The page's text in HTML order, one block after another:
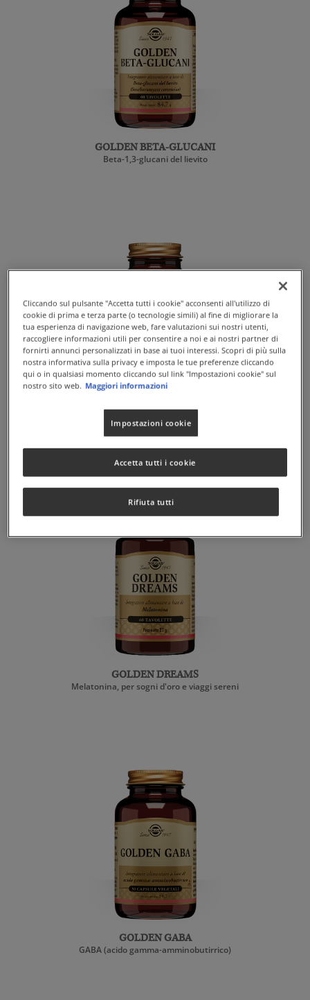
GOLDEN BETA-GLUCANI
Beta-1,3-glucani del lievito
GOLDEN CRIN B+C
Affaticamento e stanchezza... e i capelli ne risentono!
GOLDEN DREAMS
Melatonina, per sogni d'oro e viaggi sereni
GOLDEN GABA
GABA (acido gamma-amminobutirrico)
Cliccando sul pulsante "Accetta tutti i cookie" acconsenti all'utilizzo di
cookie di prima e terza parte (o tecnologie simili) al fine di migliorare la
tua esperienza di navigazione web, fare valutazioni sui nostri utenti,
raccogliere informazioni utili per consentire a noi e ai nostri partner di
fornirti annunci personalizzati in base ai tuoi interessi. Scopri di più sulla
nostra informativa sulla privacy e imposta le tue preferenze cliccando
qui o in qualsiasi momento cliccando sul link "Impostazioni cookie" sul
nostro sito web. Maggiori informazioni
Impostazioni cookie
Rifiuta tutti
Accetta tutti i cookie